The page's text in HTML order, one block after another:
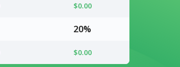
$0.00
20%
$0.00